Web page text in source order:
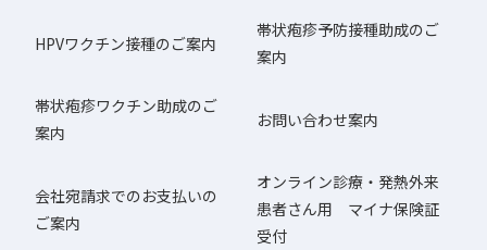
HPVワクチン接種のご案内
帯状疱疹予防接種助成のご
案内
帯状疱疹ワクチン助成のご
案内
お問い合わせ案内
会社宛請求でのお支払いの
ご案内
オンライン診療・発熱外来
患者さん用 マイナ保険証
受付